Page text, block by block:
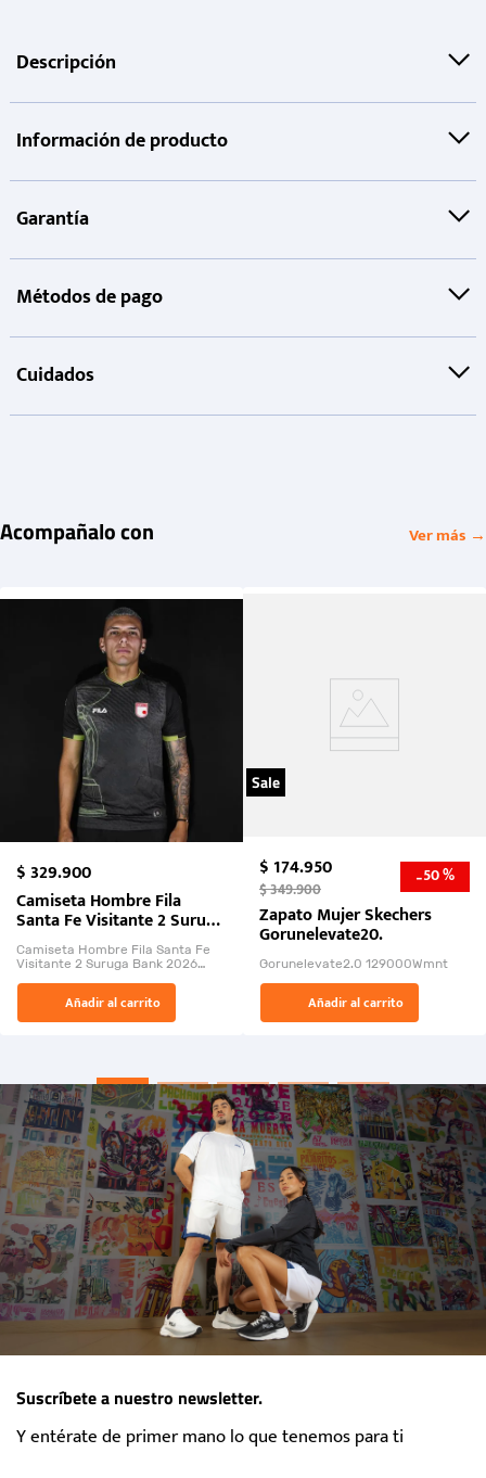
Descripción
Información de producto
Garantía
Métodos de pago
Cuidados
Acompañalo con Ver más →
$329.900
Camiseta Hombre Fila
Santa Fe Visitante 2 Suruga
Bank 2026
Camiseta Hombre Fila Santa Fe
Visitante 2 Suruga Bank 2026
El Rugido del Sol Naciente:
“Primeros para la Et...
Añadir al carrito
Sale
$174.950
$349.900 -50 %
Zapato Mujer Skechers
Gorunelevate20.
Gorunelevate2.0 129000Wmnt
Añadir al carrito
Suscríbete a nuestro newsletter.
Y entérate de primer mano lo que tenemos para ti